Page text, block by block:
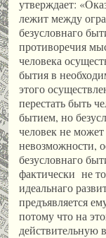
утверждает:
лежит между
безусловнаго
противоречия
человека
бытия в
этого
перестать быть
бытием, но
человек не
невозможности,
безусловнаго
фактически не
идеальнаго
предъявляется
потому что на
действительную